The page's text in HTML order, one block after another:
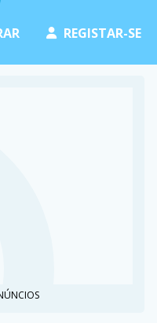
REGISTAR-SE